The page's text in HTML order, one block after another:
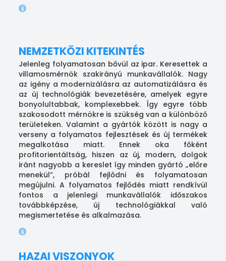
NEMZETKÖZI KITEKINTÉS
Jelenleg folyamatosan bővül az ipar. Keresettek a
villamosmérnök szakirányú munkavállalók. Nagy
az igény a modernizálásra az automatizálásra és
az új technológiák bevezetésére, amelyek egyre
bonyolultabbak, komplexebbek. Így egyre több
szakosodott mérnökre is szükség van a különböző
területeken. Valamint a gyártók között is nagy a
verseny a folyamatos fejlesztések és új termékek
megalkotása miatt. Ennek oka főként
profitorientáltság, hiszen az új, modern, dolgok
iránt nagyobb a kereslet így minden gyártó „előre
menekül”, próbál fejlődni és folyamatosan
megújulni. A folyamatos fejlődés miatt rendkívül
fontos a jelenlegi munkavállalók időszakos
továbbképzése, új technológiákkal való
megismertetése és alkalmazása.
HAZAI VISZONYOK